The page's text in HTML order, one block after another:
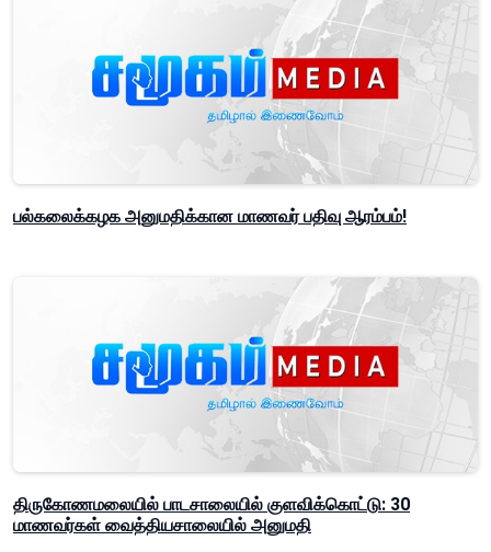
பல்கலைக்கழக அனுமதிக்கான மாணவர் பதிவு ஆரம்பம்!
திருகோணமலையில் பாடசாலையில் குளவிக்கொட்டு: 30
மாணவர்கள் வைத்தியசாலையில் அனுமதி